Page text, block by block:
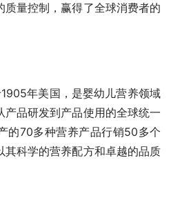
质量控制，赢得了全球消费者的
年美国，是婴幼儿营养领域
产品研发到产品使用的全球统一
的70多种营养产品行销50多个
其科学的营养配方和卓越的品质